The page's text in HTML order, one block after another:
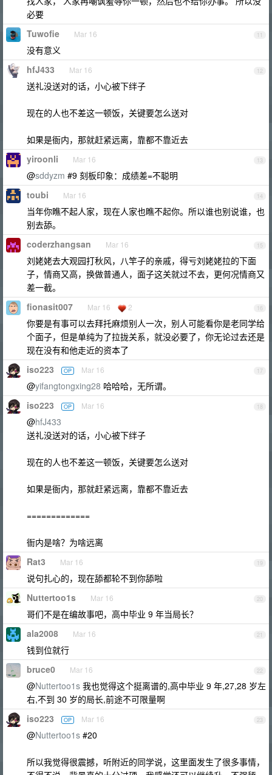
必要
11
Tuwofie Mar 16
没有意义
12
hfJ433 Mar 16
送礼没送对的话，小心被下绊子
现在的人也不差这一顿饭，关键要怎么送对
如果是衙内，那就赶紧远离，靠都不靠近去
13
yiroonli Mar 16
@sddyzm #9 刻板印象：成绩差=不聪明
14
toubi Mar 16
当年你瞧不起人家，现在人家也瞧不起你。所以谁也别说谁，也
别去舔。
15
coderzhangsan Mar 16
刘姥姥去大观园打秋风，八竿子的亲戚，得亏刘姥姥拉的下面
子，情商又高，换做普通人，面子这关就过不去，更何况情商又
差一截。
16
fionasit007 Mar 16 2
你要是有事可以去拜托麻烦别人一次，别人可能看你是老同学给
个面子，但是单纯为了拉拢关系，就没必要了，你无论过去还是
现在没有和他走近的资本了
17
iso223 OP Mar 16
@yifangtongxing28 哈哈哈，无所谓。
18
iso223 OP Mar 16
@hfJ433
送礼没送对的话，小心被下绊子
现在的人也不差这一顿饭，关键要怎么送对
如果是衙内，那就赶紧远离，靠都不靠近去
=============
衙内是啥？为啥远离
19
Rat3 Mar 16
说句扎心的，现在舔都轮不到你舔啦
20
Nuttertoo1s Mar 16
哥们不是在编故事吧，高中毕业 9 年当局长？
21
ala2008 Mar 16
钱到位就行
22
bruce0 Mar 16
@Nuttertoo1s 我也觉得这个挺离谱的,高中毕业 9 年,27,28 岁左
右,不到 30 岁的局长,前途不可限量啊
23
iso223 OP Mar 16
@Nuttertoo1s #20
所以我觉得很震撼，听附近的同学说，这里面发生了很多事情，